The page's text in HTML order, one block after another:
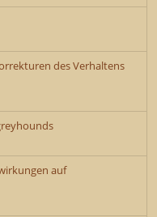
des Verhaltens
auf